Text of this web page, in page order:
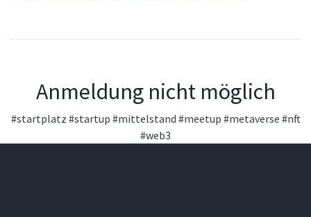
Anmeldung nicht möglich
#startplatz #startup #mittelstand #meetup #metaverse #nft
#web3